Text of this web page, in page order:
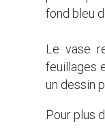
fond bleu
Le vase
feuillages
un dessin
Pour plus